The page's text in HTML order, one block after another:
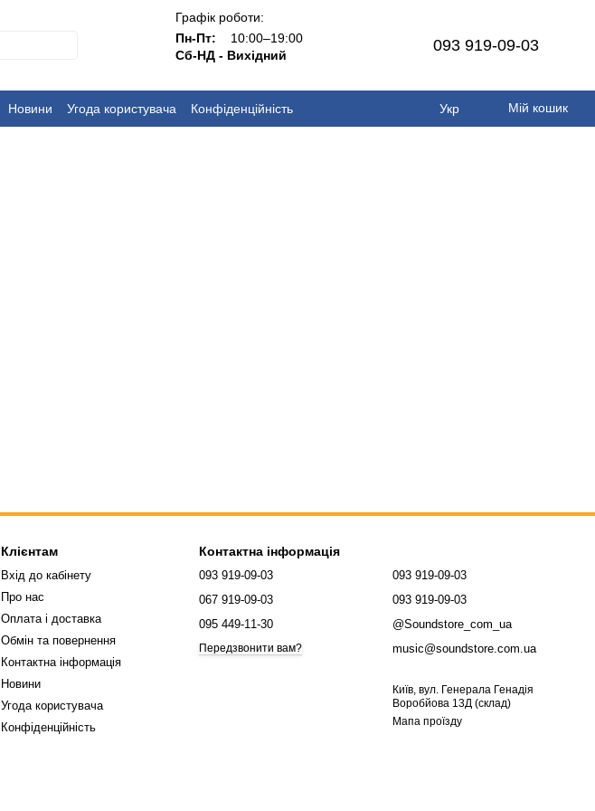
Графік роботи:
Пн-Пт: 10:00–19:00
Сб-НД - Вихідний
093 919-09-03
Новини Угода користувача Конфіденційність Укр Мій кошик
Клієнтам
Вхід до кабінету
Про нас
Оплата і доставка
Обмін та повернення
Контактна інформація
Новини
Угода користувача
Конфіденційність
Контактна інформація
093 919-09-03
067 919-09-03
095 449-11-30
Передзвонити вам?
093 919-09-03
093 919-09-03
@Soundstore_com_ua
music@soundstore.com.ua
Київ, вул. Генерала Генадія
Воробйова 13Д (склад)
Мапа проїзду